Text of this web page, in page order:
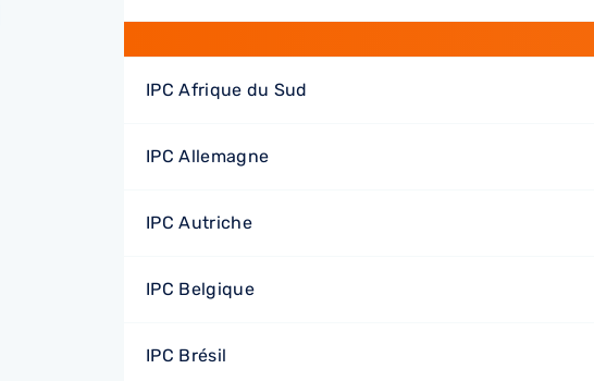
IPC Afrique du Sud
IPC Allemagne
IPC Autriche
IPC Belgique
IPC Brésil